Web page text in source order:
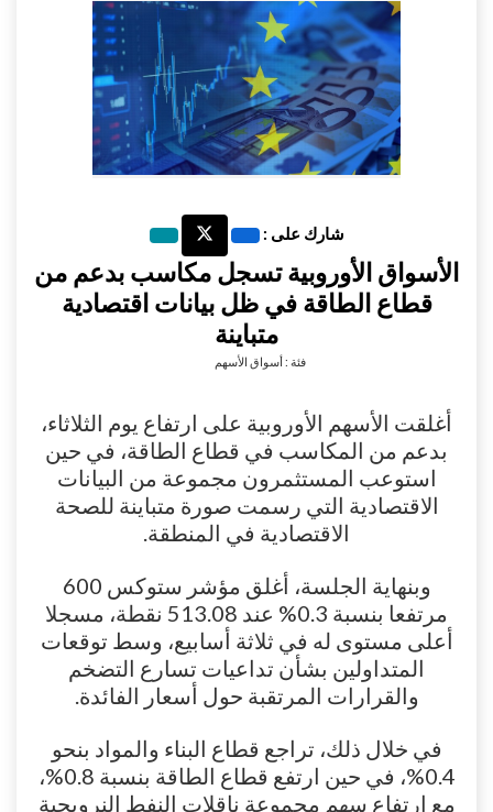
شارك على :
الأسواق الأوروبية تسجل مكاسب بدعم من
قطاع الطاقة في ظل بيانات اقتصادية
متباينة
فئة : أسواق الأسهم
أغلقت الأسهم الأوروبية على ارتفاع يوم الثلاثاء،
بدعم من المكاسب في قطاع الطاقة، في حين
استوعب المستثمرون مجموعة من البيانات
الاقتصادية التي رسمت صورة متباينة للصحة
الاقتصادية في المنطقة.
وبنهاية الجلسة، أغلق مؤشر ستوكس 600
مرتفعا بنسبة 0.3% عند 513.08 نقطة، مسجلا
أعلى مستوى له في ثلاثة أسابيع، وسط توقعات
المتداولين بشأن تداعيات تسارع التضخم
والقرارات المرتقبة حول أسعار الفائدة.
في خلال ذلك، تراجع قطاع البناء والمواد بنحو
0.4%، في حين ارتفع قطاع الطاقة بنسبة 0.8%،
مع ارتفاع سهم مجموعة ناقلات النفط النرويجية